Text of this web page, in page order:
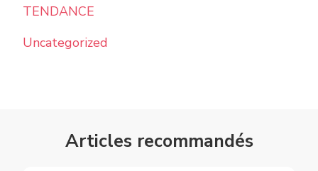
TENDANCE
Uncategorized
Articles recommandés